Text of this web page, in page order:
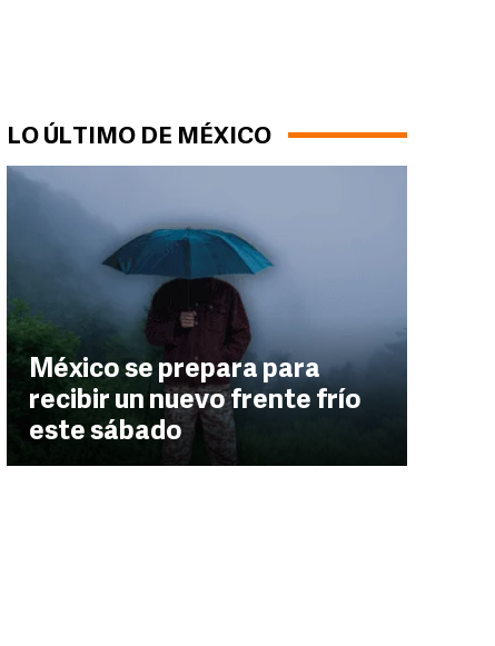
LO ÚLTIMO DE MÉXICO
México se prepara para
recibir un nuevo frente frío
este sábado